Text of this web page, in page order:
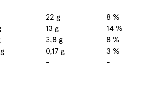
22 g
8 %
13 g
14 %
3,8 g
8 %
0,17 g
3 %
- -